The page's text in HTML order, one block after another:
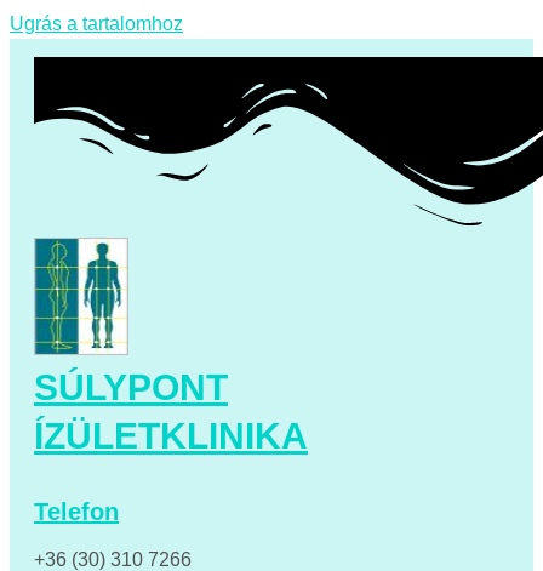
Ugrás a tartalomhoz
SÚLYPONT
ÍZÜLETKLINIKA
Telefon
+36 (30) 310 7266